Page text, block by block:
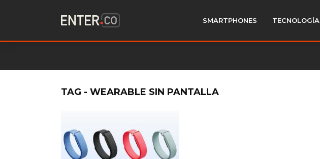
SMARTPHONES TECNOLOGÍA
TAG - WEARABLE SIN PANTALLA